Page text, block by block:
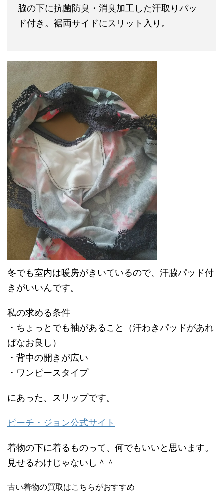
脇の下に抗菌防臭・消臭加工した汗取りパッ
ド付き。裾両サイドにスリット入り。
冬でも室内は暖房がきいているので、汗脇パッド付
きがいいんです。
私の求める条件
・ちょっとでも袖があること（汗わきパッドがあれ
ばなお良し）
・背中の開きが広い
・ワンピースタイプ
にあった、スリップです。
ピーチ・ジョン公式サイト
着物の下に着るものって、何でもいいと思います。
見せるわけじゃないし＾＾
古い着物の買取はこちらがおすすめ